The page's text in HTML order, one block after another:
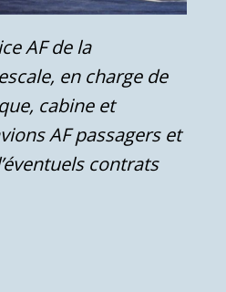
AF de la
en charge de
cabine et
AF passagers et
contrats